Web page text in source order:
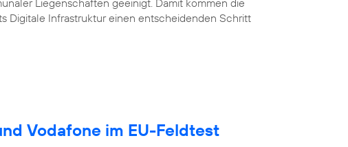
Digitale Infrastruktur einen entscheidenden Schritt
Vodafone im EU-Feldtest